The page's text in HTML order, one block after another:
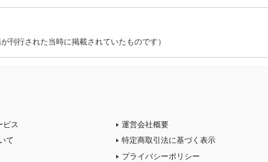
刊行された当時に掲載されていたものです）
ビス
て
運営会社概要
特定商取引法に基づく表示
プライバシーポリシー